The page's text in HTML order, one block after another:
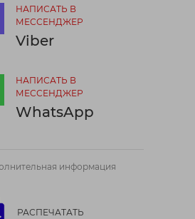
НАПИСАТЬ В
МЕССЕНДЖЕР
Viber
НАПИСАТЬ В
МЕССЕНДЖЕР
WhatsApp
информация
РАСПЕЧАТАТЬ